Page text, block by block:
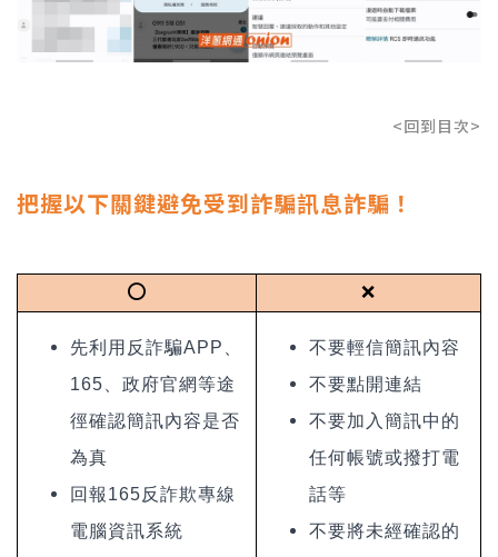
<回到目次>
把握以下關鍵避免受到詐騙訊息詐騙！
⭕ ❌
先利用反詐騙APP、
165、政府官網等途
徑確認簡訊內容是否
為真
回報165反詐欺專線
電腦資訊系統
不要輕信簡訊內容
不要點開連結
不要加入簡訊中的
任何帳號或撥打電
話等
不要將未經確認的